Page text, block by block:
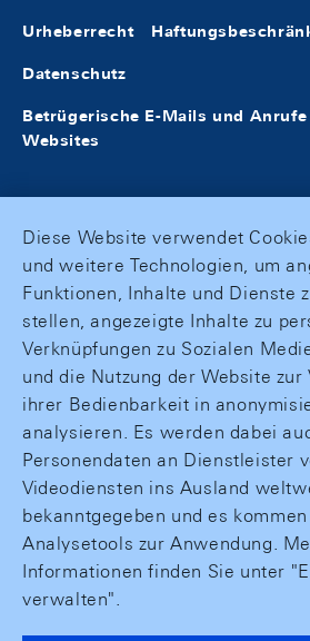
Urheberrecht
Datenschutz
Betrügerische E-Mails und
Websites
Diese Website verwendet
und weitere Technologien, um
Funktionen, Inhalte und Dienste
stellen, angezeigte Inhalte zu
Verknüpfungen zu Sozialen
und die Nutzung der Website zur
ihrer Bedienbarkeit in
analysieren. Es werden dabei
Personendaten an Dienstleister
Videodiensten ins Ausland
bekanntgegeben und es
Analysetools zur Anwendung.
Informationen finden Sie unter
verwalten".